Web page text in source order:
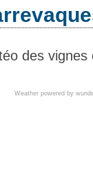
des
Weather powered by